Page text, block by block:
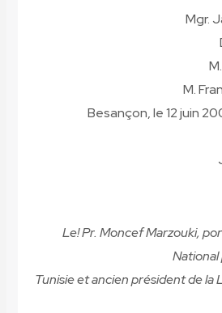
Le! Pr. Moncef Marzouki,
Tunisie et ancien président de la